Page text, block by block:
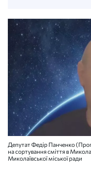
Депутат Федір Панченко
на сортування сміття в
Миколаївської міської ради